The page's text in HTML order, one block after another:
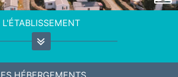
L'ÉTABLISSEMENT
HÉBERGEMENTS